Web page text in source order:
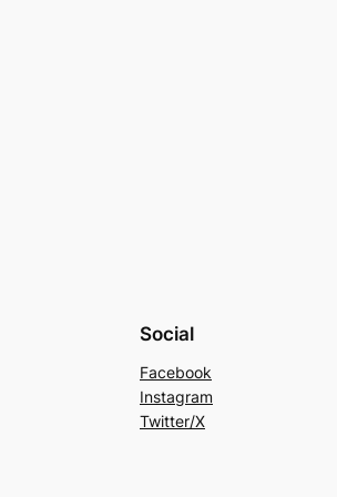
Social
Facebook
Instagram
Twitter/X